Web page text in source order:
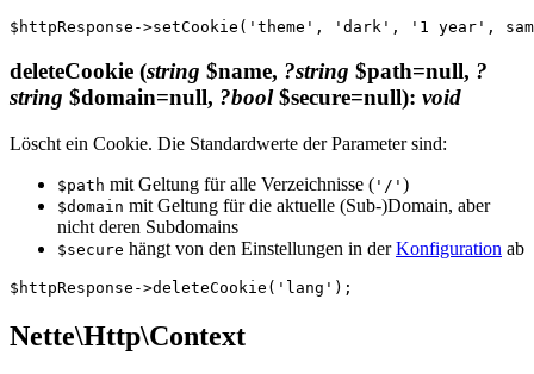
deleteCookie (string $name, ?string $path=null, ?
string $domain=null, ?bool$secure=null): void
Löscht ein Cookie. Die Standardwerte der Parameter sind:
$path mit Geltung für alle Verzeichnisse ( '/' )
$domain mit Geltung für die aktuelle (Sub-)Domain, aber
nicht deren Subdomains
$secure hängt von den Einstellungen in derKonfiguration ab
Nette\Http\Context